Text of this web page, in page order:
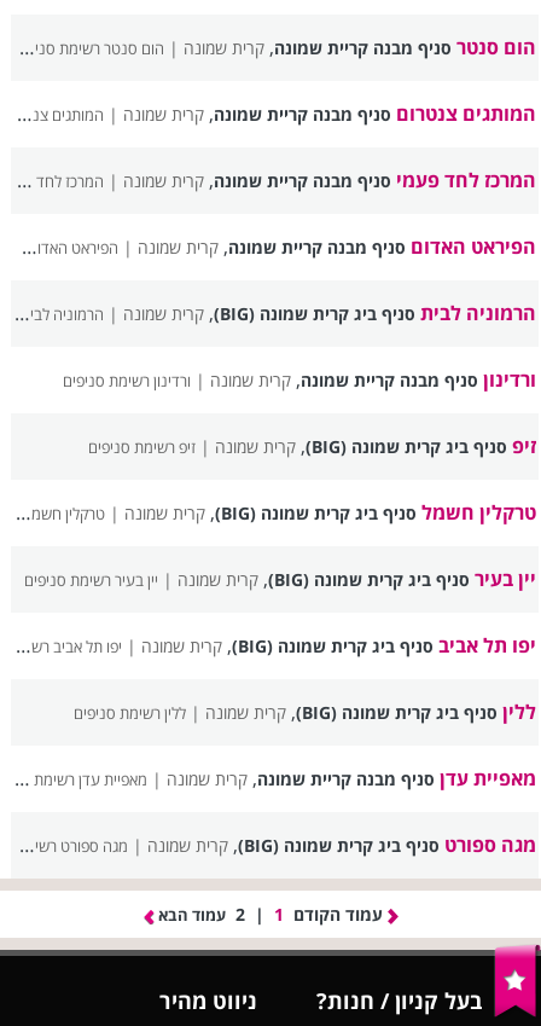
הום סנטר סניף מבנה קריית שמונה,קרית שמונה | הום סנטר רשימת סניפים
המותגים צנטרום סניף מבנה קריית שמונה,קרית שמונה | המותגים צנטרום רשימת סניפים
המרכז לחד פעמי סניף מבנה קריית שמונה,קרית שמונה | המרכז לחד פעמי רשימת סניפים
הפיראט האדום סניף מבנה קריית שמונה,קרית שמונה | הפיראט האדום רשימת סניפים
הרמוניה לבית סניף ביג קרית שמונה (BIG) ,קרית שמונה | הרמוניה לבית רשימת סניפים
ורדינון סניף מבנה קריית שמונה,קרית שמונה | ורדינון רשימת סניפים
זיפ סניף ביג קרית שמונה (BIG) ,קרית שמונה |זיפ רשימת סניפים
טרקלין חשמל סניף ביג קרית שמונה (BIG) ,קרית שמונה |טרקלין חשמל רשימת סניפים
יין בעיר סניף ביג קרית שמונה (BIG) ,קרית שמונה | יין בעיר רשימת סניפים
יפו תל אביב סניף ביג קרית שמונה (BIG) ,קרית שמונה | יפו תל אביב רשימת סניפים
ללין סניף ביג קרית שמונה (BIG) ,קרית שמונה |ללין רשימת סניפים
מאפיית עדן סניף מבנה קריית שמונה,קרית שמונה | מאפיית עדן רשימת סניפים
מגה ספורט סניף ביג קרית שמונה (BIG) ,קרית שמונה | מגה ספורט רשימת סניפים
עמוד הקודם |
2 עמוד הבא
בעל קניון / חנות?
ניווט מהיר